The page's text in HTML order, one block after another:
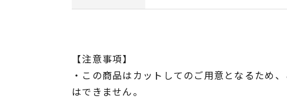
【注意事項】
・この商品はカットしてのご用意となるため
はできません。